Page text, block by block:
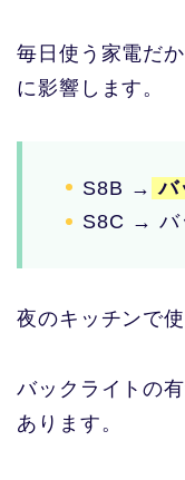
毎日使う家電だ
に影響します。
S8B → バ
S8C → バ
夜のキッチンで
バックライトの
あります。